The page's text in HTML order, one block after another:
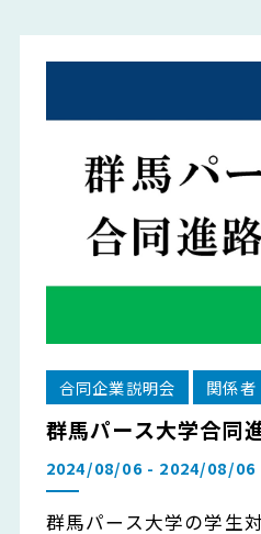
合同企業説明会 関係者
群馬パース大学合同
2024/08/06 - 2024/08/06
群馬パース大学の学生